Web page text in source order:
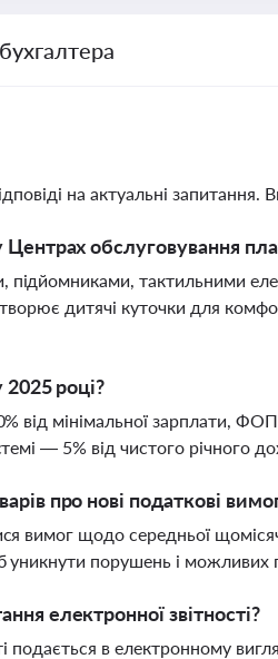
на актуальні запитання.
обслуговування
тактильними
дитячі куточки для
році?
від мінімальної зарплати,
— 5% від чистого річного
про нові податкові
вимог щодо середньої
уникнути порушень і можливих
електронної звітності?
подається в електронному